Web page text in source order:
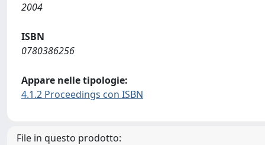
2004
ISBN
0780386256
Appare nelle tipologie:
4.1.2 Proceedings con ISBN
File in questo prodotto: